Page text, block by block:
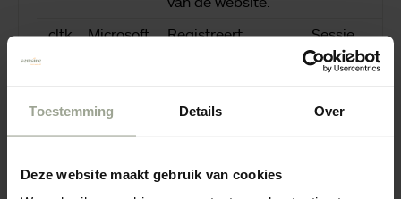
Toestemming Details Over
Deze website maakt gebruik van cookies
_cltk
Microsoft
Registreert
gedrag van
voor interne analyse
Sessie